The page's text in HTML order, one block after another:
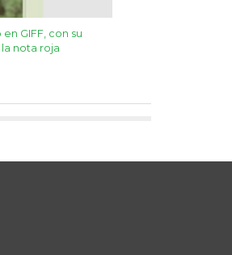
GIFF, con su
nota roja